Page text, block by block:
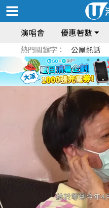
演唱會 優惠著數
熱門關鍵字： 公屋熱話